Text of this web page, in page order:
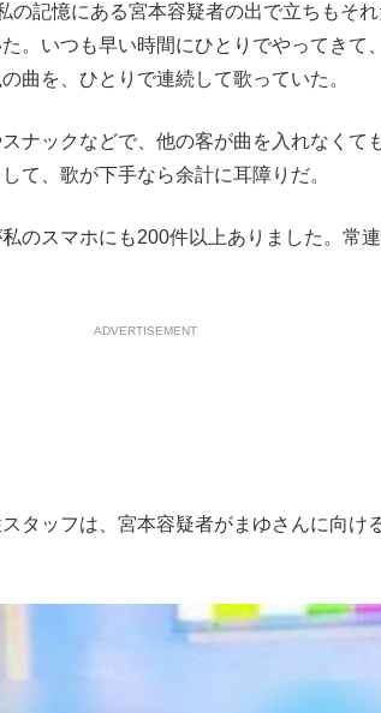
記憶にある宮本容疑者の出で立ちもそ
。いつも早い時間にひとりでやってきて
曲を、ひとりで連続して歌っていた。
ナックなどで、他の客が曲を入れなくて
て、歌が下手なら余計に耳障りだ。
のスマホにも200件以上ありました。常
ADVERTISEMENT
タッフは、宮本容疑者がまゆさんに向け